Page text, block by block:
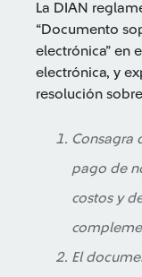
La DIAN
“Documento
electrónica” en
electrónica, y
resolución
Consagra
pago de
costos y
El